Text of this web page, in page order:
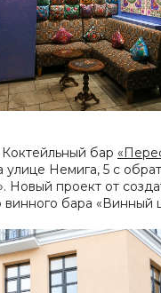
Коктейльный бар
улице Немига, 5 с
Новый проект от
винного бара «Винный